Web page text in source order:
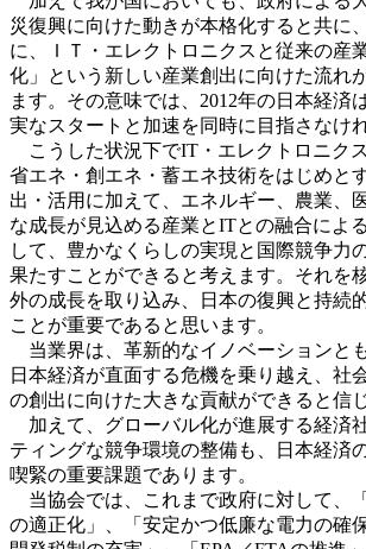
災復興に向けた動きが本格化すると共に
に、ＩＴ・エレクトロニクスと従来の産
化」という新しい産業創出に向けた流れ
ます。その意味では、2012年の日本経済
実なスタートと加速を同時に目指さなけ
こうした状況下でIT・エレクトロニク
省エネ・創エネ・蓄エネ技術をはじめと
出・活用に加えて、エネルギー、農業、
な成長が見込める産業とITとの融合によ
して、豊かなくらしの実現と国際競争力
果たすことができると考えます。それを
外の成長を取り込み、日本の復興と持続
ことが重要であると思います。
当業界は、革新的なイノベーションと
日本経済が直面する危機を乗り越え、社
の創出に向けた大きな貢献ができると信
加えて、グローバル化が進展する経済
ティングな競争環境の整備も、日本経済
喫緊の重要課題であります。
当協会では、これまで政府に対して、
の適正化」、「安定かつ低廉な電力の確